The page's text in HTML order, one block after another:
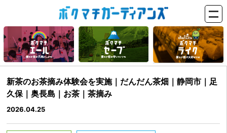
新茶のお茶摘み体験会を実施｜だんだん茶畑｜静岡市｜足
久保｜奥長島｜お茶｜茶摘み
2026.04.25